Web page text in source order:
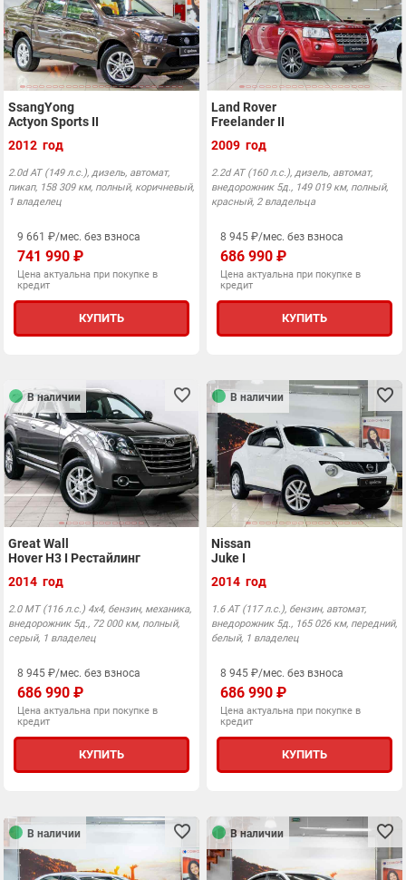
SsangYong
Actyon Sports II
2012 год
2.0d АТ (149 л.с.), дизель, автомат,
пикап, 158 309 км, полный, коричневый,
1 владелец
9 661 ₽/мес. без взноса
741 990 ₽
Цена актуальна при покупке в
кредит
КУПИТЬ
Land Rover
Freelander II
2009 год
2.2d АТ (160 л.с.), дизель, автомат,
внедорожник 5д., 149 019 км, полный,
красный, 2 владельца
8 945 ₽/мес. без взноса
686 990 ₽
Цена актуальна при покупке в
кредит
КУПИТЬ
В наличии
Great Wall
Hover H3 I Рестайлинг
2014 год
2.0 MT (116 л.с.) 4x4, бензин, механика,
внедорожник 5д., 72 000 км, полный,
серый, 1 владелец
8 945 ₽/мес. без взноса
686 990 ₽
Цена актуальна при покупке в
кредит
КУПИТЬ
В наличии
Nissan
Juke I
2014 год
1.6 АТ (117 л.с.), бензин, автомат,
внедорожник 5д., 165 026 км, передний,
белый, 1 владелец
8 945 ₽/мес. без взноса
686 990 ₽
Цена актуальна при покупке в
кредит
КУПИТЬ
В наличии В наличии